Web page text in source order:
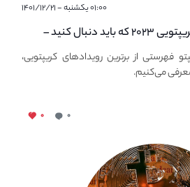
۰۱:۰۰ یکشنبه - ۱۴۰۱/۱۲/۲۱
مهم ترین رویداد های کریپتویی ۲۰۲۳ که باید دنبال کنید –
جهانی
فهرستی از برترین رویدادهای کریپتویی،
۰ ۰